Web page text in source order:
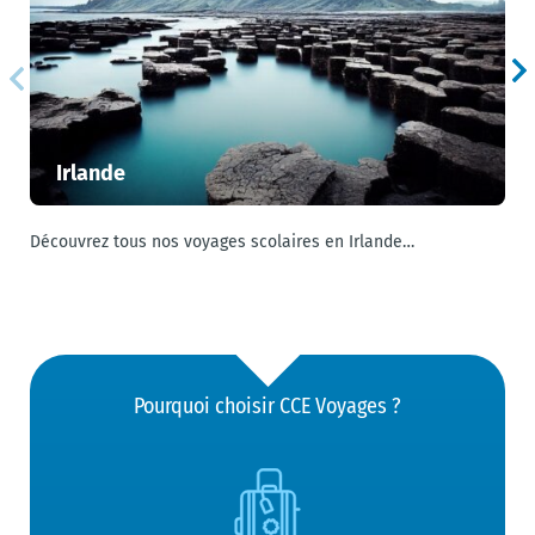
Irlande
Découvrez tous nos voyages scolaires en Irlande…
Pourquoi choisir CCE Voyages ?